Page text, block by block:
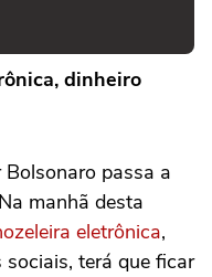
dinheiro
Bolsonaro passa a
manhã desta
eletrônica,
sociais, terá que ficar